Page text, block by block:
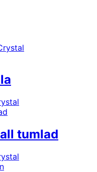
tumlad